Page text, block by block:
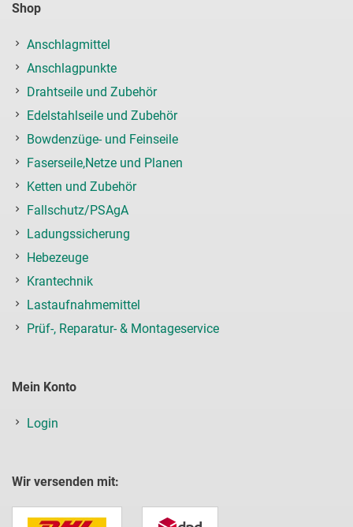
Shop
Anschlagmittel
Anschlagpunkte
Drahtseile und Zubehör
Edelstahlseile und Zubehör
Bowdenzüge- und Feinseile
Faserseile,Netze und Planen
Ketten und Zubehör
Fallschutz/PSAgA
Ladungssicherung
Hebezeuge
Krantechnik
Lastaufnahmemittel
Prüf-, Reparatur- & Montageservice
Mein Konto
Login
Wir versenden mit: